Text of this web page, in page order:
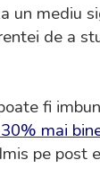
un mediu
de a
fi
mai
pe post